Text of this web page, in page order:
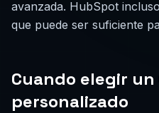
avanzada. HubSpot
que puede ser suficiente
Cuando elegir un
personalizado